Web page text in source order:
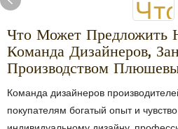
Что Может Предложить
Команда Дизайнеров,
Производством
Команда дизайнеров
покупателям богатый опыт и